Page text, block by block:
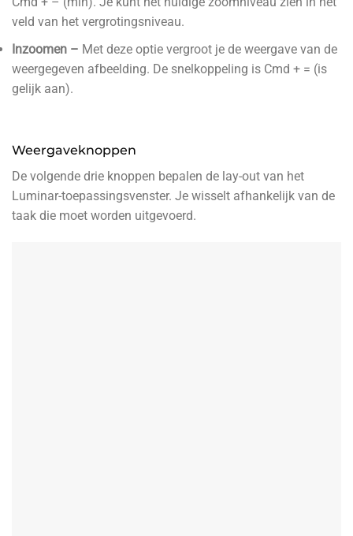
veld van het vergrotingsniveau.
Inzoomen – Met deze optie vergroot je de weergave van de
weergegeven afbeelding. De snelkoppeling is Cmd + = (is
gelijk aan).
Weergaveknoppen
De volgende drie knoppen bepalen de lay-out van het
Luminar-toepassingsvenster. Je wisselt afhankelijk van de
taak die moet worden uitgevoerd.